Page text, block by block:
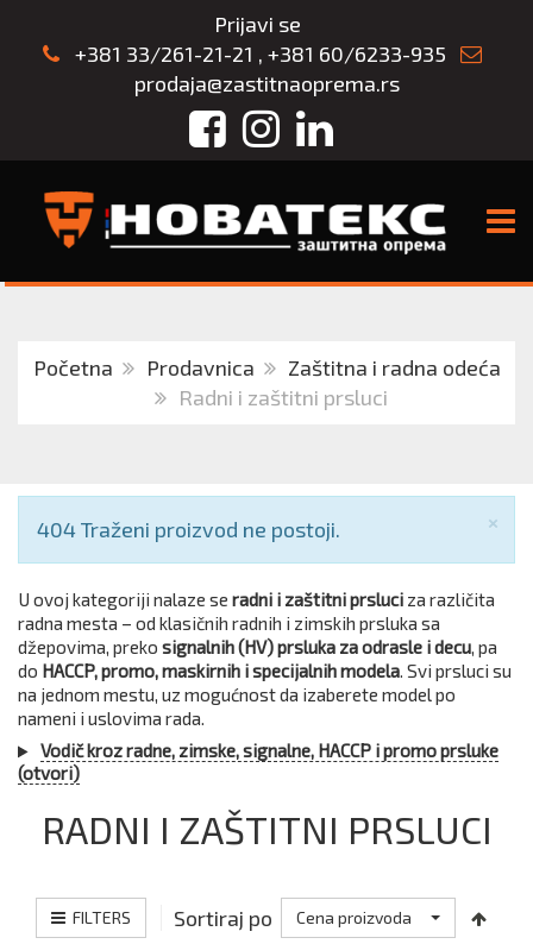
Prijavi se
+381 33/261-21-21 , +381 60/6233-935
prodaja@zastitnaoprema.rs
FacebookInstagram
LinkedIn
Početna Prodavnica
Zaštitna i radna odeća
Radni i zaštitni prsluci
×
Obaveštenje
404 Traženi proizvod ne postoji.
U ovoj kategoriji nalaze se radni i zaštitni prsluci za različita
radna mesta – od klasičnih radnih i zimskih prsluka sa
džepovima, preko signalnih (HV) prsluka za odrasle i decu, pa
do HACCP, promo, maskirnih i specijalnih modela. Svi prsluci su
na jednom mestu, uz mogućnost da izaberete model po
nameni i uslovima rada.
Vodič kroz radne, zimske, signalne, HACCP i promo prsluke
(otvori)
RADNI I ZAŠTITNI PRSLUCI
FILTERS Sortiraj po Cena proizvoda